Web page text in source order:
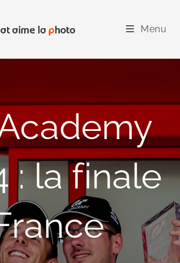
Menu
: la finale